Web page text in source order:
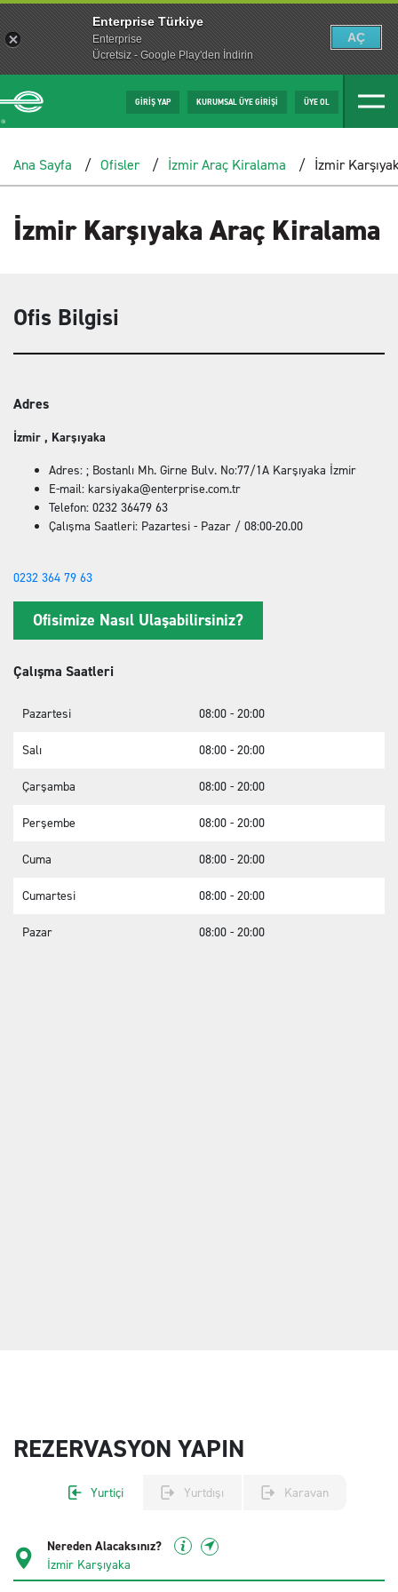
GİRİŞ YAP KURUMSAL ÜYE GİRİŞİ ÜYE OL
Ana Sayfa Ofisler İzmir Araç Kiralama İzmir
İzmir Karşıyaka Araç Kiralama
Ofis Bilgisi
Adres
İzmir , Karşıyaka
Adres: ; Bostanlı Mh. Girne Bulv. No:77/1A Karşıyaka İzmir
E-mail: karsiyaka@enterprise.com.tr
Telefon: 0232 36479 63
Çalışma Saatleri: Pazartesi - Pazar / 08:00-20.00
0232 364 79 63
Ofisimize Nasıl Ulaşabilirsiniz?
Çalışma Saatleri
Pazartesi 08:00 - 20:00
Salı 08:00 - 20:00
Çarşamba 08:00 - 20:00
Perşembe 08:00 - 20:00
Cuma 08:00 - 20:00
Cumartesi 08:00 - 20:00
Pazar 08:00 - 20:00
REZERVASYON YAPIN
Yurtiçi Yurtdışı Karavan
Nereden Alacaksınız?
Enterprise Türkiye
Enterprise
Ücretsiz - Google Play'den İndirin
AÇ